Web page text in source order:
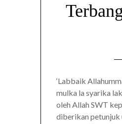
‘Labbaik
mulka la syarika
oleh Allah SWT
diberikan petunjuk